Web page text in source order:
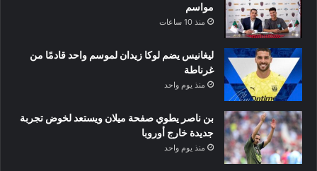
مواسم
منذ 10 ساعات
ليغانيس يضم لوكا زيدان لموسم واحد قادمًا من
غرناطة
منذ يوم واحد
بن ناصر يطوي صفحة ميلان ويستعد لخوض تجربة
جديدة خارج أوروبا
منذ يوم واحد